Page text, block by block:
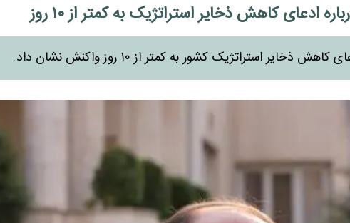
ادعای کاهش ذخایر استراتژیک به کمتر از ۱۰ روز
استراتژیک کشور به کمتر از ۱۰ روز واکنش نشان داد.